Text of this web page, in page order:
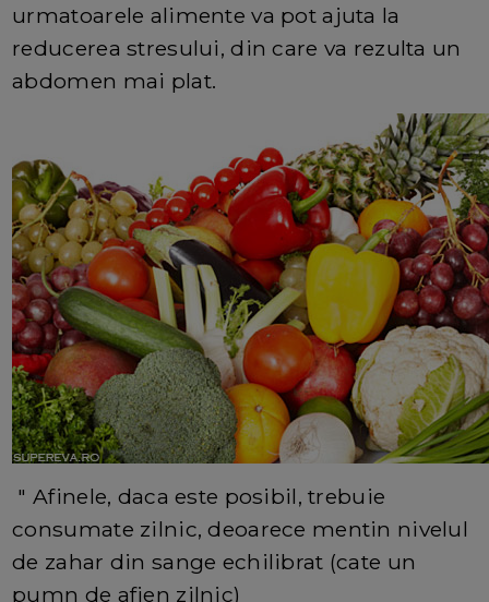
urmatoarele alimente va pot ajuta la
reducerea stresului, din care va rezulta un
abdomen mai plat.
" Afinele, daca este posibil, trebuie
consumate zilnic, deoarece mentin nivelul
de zahar din sange echilibrat (cate un
pumn de afien zilnic)